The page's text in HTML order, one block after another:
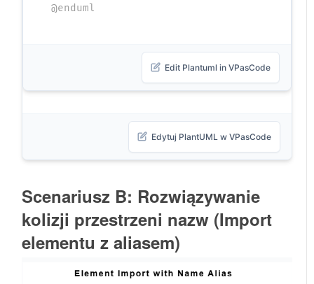
@enduml
Edit Plantuml in VPasCode
Edytuj PlantUML w VPasCode
Scenariusz B: Rozwiązywanie
kolizji przestrzeni nazw (Import
elementu z aliasem)